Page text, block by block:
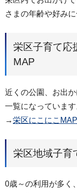
さまの年齢や好み
栄区子育て
MAP
近くの公園、お出
一覧になっています
→栄区にこにこMAP
栄区地域子育
0歳～の利用が多く